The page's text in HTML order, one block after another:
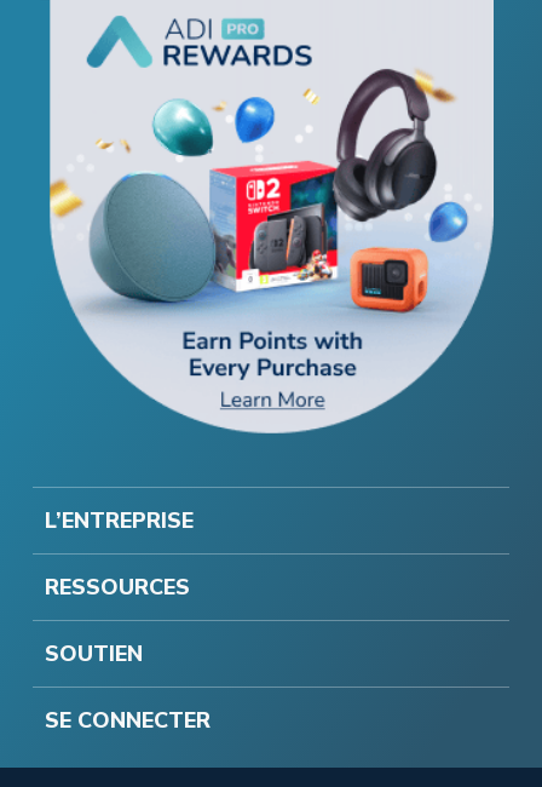
L’ENTREPRISE
RESSOURCES
SOUTIEN
SE CONNECTER